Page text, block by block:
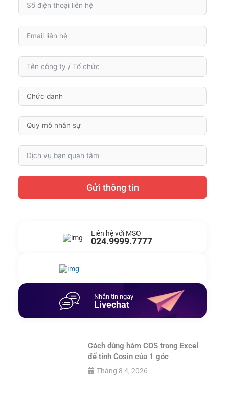
Gửi thông tin
Liên hệ với MSO
024.9999.7777
Nhắn tin ngay
Livechat
Cách dùng hàm COS trong Excel
để tính Cosin của 1 góc
Tháng 8 4, 2026